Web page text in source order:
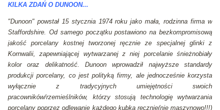
KILKA ZDAŃ O DUNOON...
"Dunoon" powstał 15 stycznia 1974 roku jako mała, rodzinna firma w
Staffordshire. Od samego początku postawiono na bezkompromisową
jakość porcelany kostnej tworzonej ręcznie ze specjalnej glinki z
Kornwalii, zapewniającej wytwarzanej z niej porcelanie śnieżnobiały
kolor oraz delikatność. Dunoon wprowadził najwyższe standardy
produkcji porcelany, co jest polityką firmy, ale jednocześnie korzysta
wyłącznie z tradycyjnych umiejętności swoich
pracowników/rzemieślników, którzy stosują technologię wytwarzania
porcelany poprzez odlewanie każdego kubka ręcznie(nie maszynowo!!!)